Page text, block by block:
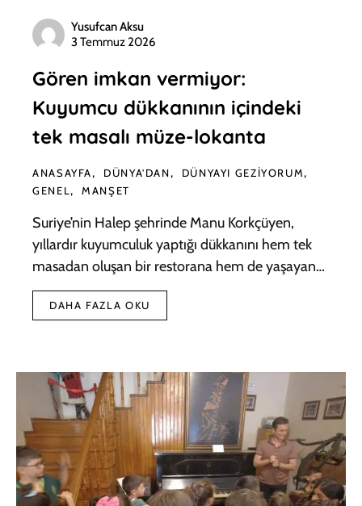
Yusufcan Aksu
3 Temmuz 2026
Gören imkan vermiyor:
Kuyumcu dükkanının içindeki
tek masalı müze-lokanta
ANASAYFA DÜNYA'DAN
DÜNYAYI GEZIYORUM
GENEL
MANŞET
Suriye’nin Halep şehrinde Manu Korkçüyen,
yıllardır kuyumculuk yaptığı dükkanını hem tek
masadan oluşan bir restorana hem de yaşayan…
DAHA FAZLA OKU